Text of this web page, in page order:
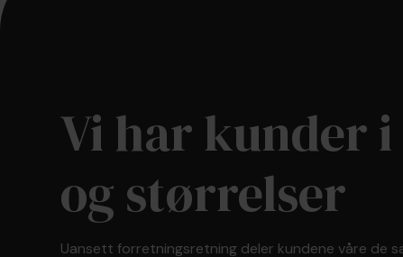
Vi har kunder
og størrelser
Uansett forretningsretning deler kundene våre de